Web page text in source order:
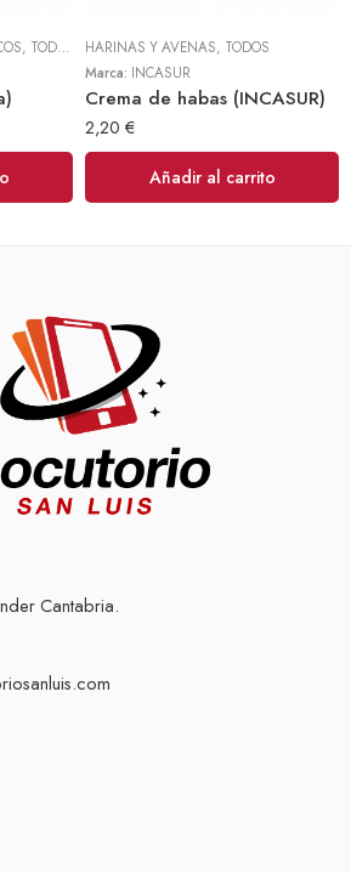
, TODOS
HARINAS Y AVENAS, TODOS
Marca: INCASUR
Crema de habas (INCASUR)
2,20 €
Añadir al carrito
Cantabria.